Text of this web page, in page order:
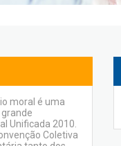
moral é uma
Unificada 2010.
Coletiva